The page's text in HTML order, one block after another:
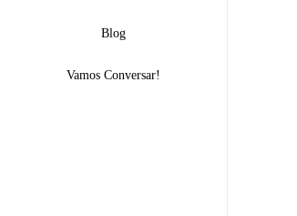
Blog
Vamos Conversar!